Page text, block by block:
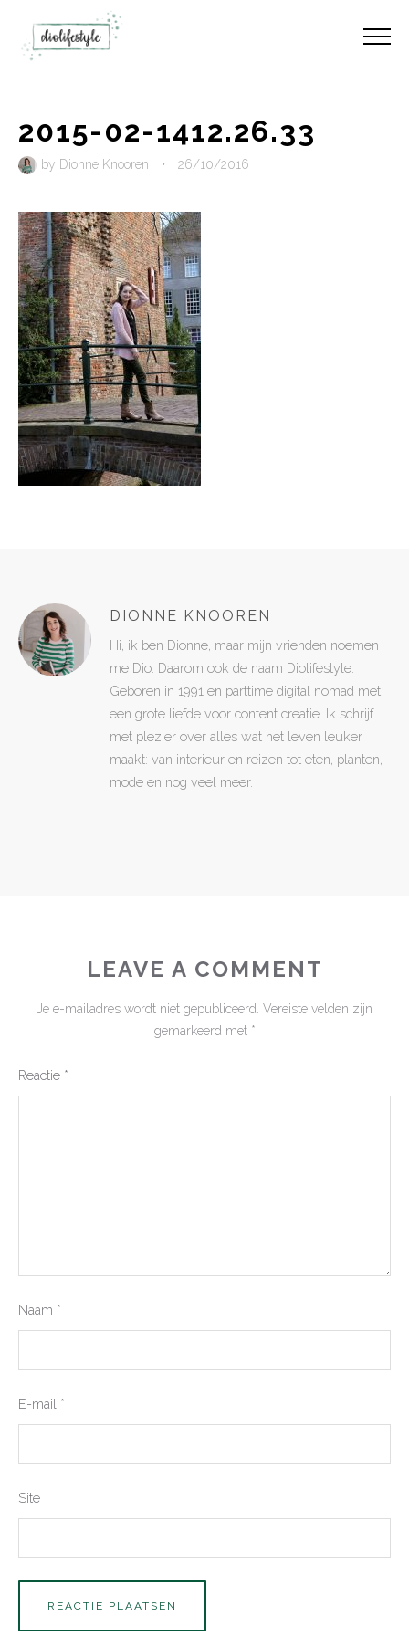
2015-02-1412.26.33
by Dionne Knooren • 26/10/2016
DIONNE KNOOREN
Hi, ik ben Dionne, maar mijn vrienden noemen
me Dio. Daarom ook de naam Diolifestyle.
Geboren in 1991 en parttime digital nomad met
een grote liefde voor content creatie. Ik schrijf
met plezier over alles wat het leven leuker
maakt: van interieur en reizen tot eten, planten,
mode en nog veel meer.
LEAVE A COMMENT
Je e-mailadres wordt niet gepubliceerd. Vereiste velden zijn
gemarkeerd met *
Reactie *
Naam *
E-mail *
Site